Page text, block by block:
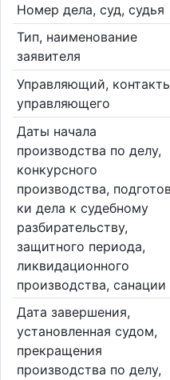
Номер дела, суд, судья
Тип, наименование
заявителя
Управляющий,
управляющего
Даты начала
производства по делу,
конкурсного
производства,
ки дела к судебному
разбирательству,
защитного периода,
ликвидационного
производства, санации
Дата завершения,
установленная судом,
прекращения
производства по делу,